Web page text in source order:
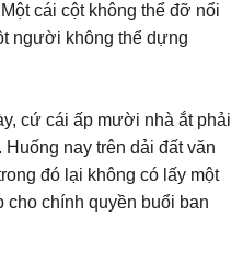
cái cột không thể đỡ nổi
người không thể dựng
cứ cái ấp mười nhà ắt phải
nay trên dải đất văn
đó lại không có lấy một
chính quyền buổi ban